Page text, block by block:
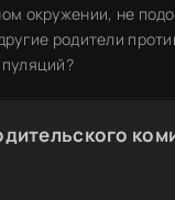
окружении, не
родители